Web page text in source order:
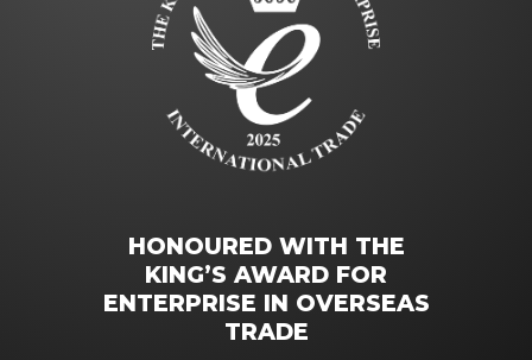
HONOURED WITH THE
KING’S AWARD FOR
ENTERPRISE IN OVERSEAS
TRADE